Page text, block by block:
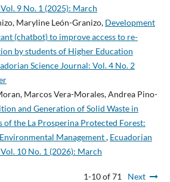
9 No. 1 (2025): March
Maryline León-Granizo, Development
(chatbot) to improve access to re-
by students of Higher Education
Science Journal: Vol. 4 No. 2
Marcos Vera-Morales, Andrea Pino-
and Generation of Solid Waste in
of the La Prosperina Protected Forest:
Management, Ecuadorian
10 No. 1 (2026): March
1-10 of 71 Next